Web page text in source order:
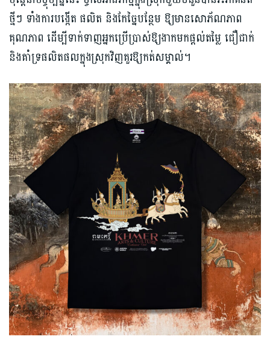
ថ្មីៗ ទាំងការបង្កើត ផលិត និងកែច្នៃបន្ថែម ឱ្យមានសោភ័ណភាព
គុណភាព ដើម្បីទាក់ទាញអ្នកប្រើប្រាស់ឱ្យងាកមកផ្តល់តម្លៃ ជឿជាក់
និងគាំទ្រផលិតផលក្នុងស្រុកវិញគួរឱ្យកត់សម្គាល់។